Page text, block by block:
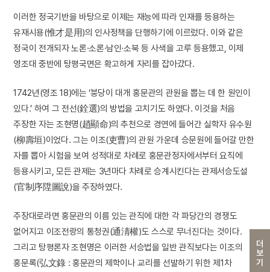
더보기
이러한 정국기반을 바탕으로 이제는 재능에 따라 인재를 등용하는
유재시용(惟才是用)의 인사정책을 단행하기에 이르렀다. 이와 같은
정국이 전개되자 노론·소론·남인·소북 등 사색을 고루 등용했고, 이제
영조대 중반에 탕평국면은 확고하게 자리를 잡아갔다.
1742년(영조 18)에는 ‘붕당이 대개 홍문관의 관원을 뽑는 데 한 원인이
있다.’ 하여 그 전선(銓選)의 방법을 고치기도 하였다. 이것을 처음
주장한 자는 조현명(趙顯命)의 추천으로 경연에 들어간 실학자 유수원
(柳壽垣)이었다. 그는 이조(吏曹)의 관원 가운데 승문원에 들어갈 만한
자를 뽑아 시험을 보여 성적대로 차례로 홍문관정자에서부터 요직에
등용시키고, 모든 관제는 3년마다 차례로 승계시킨다는 관제서승도설
(官制序陞圖說)을 주장하였다.
주장대로라면 홍문관의 이름 있는 관직에 대한 각 파당간의 경쟁도
없어지고 이조전랑의 통청권(通淸權)도 스스로 무너진다는 것이다.
그리고 탕평론자 조현명은 이러한 서승법을 일반 관직보다는 이조의
홍문록(弘文錄 : 홍문관의 제학이나 교리를 선발하기 위한 제1차